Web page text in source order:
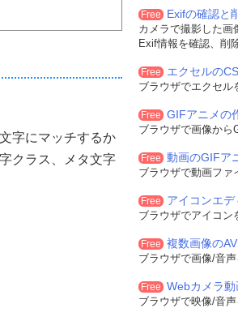
字にマッチするか
クラス、メタ文字
Free Exifの確認と
カメラで撮影した画
Exif情報を確認、削
Free エクセルの
ブラウザでエクセル
Free GIFアニメの
ブラウザで画像から
Free 動画のGIFア
ブラウザで動画ファ
Free アイコンエデ
ブラウザでアイコン
Free 複数画像の
ブラウザで画像/音
Free Webカメラ
ブラウザで映像/音